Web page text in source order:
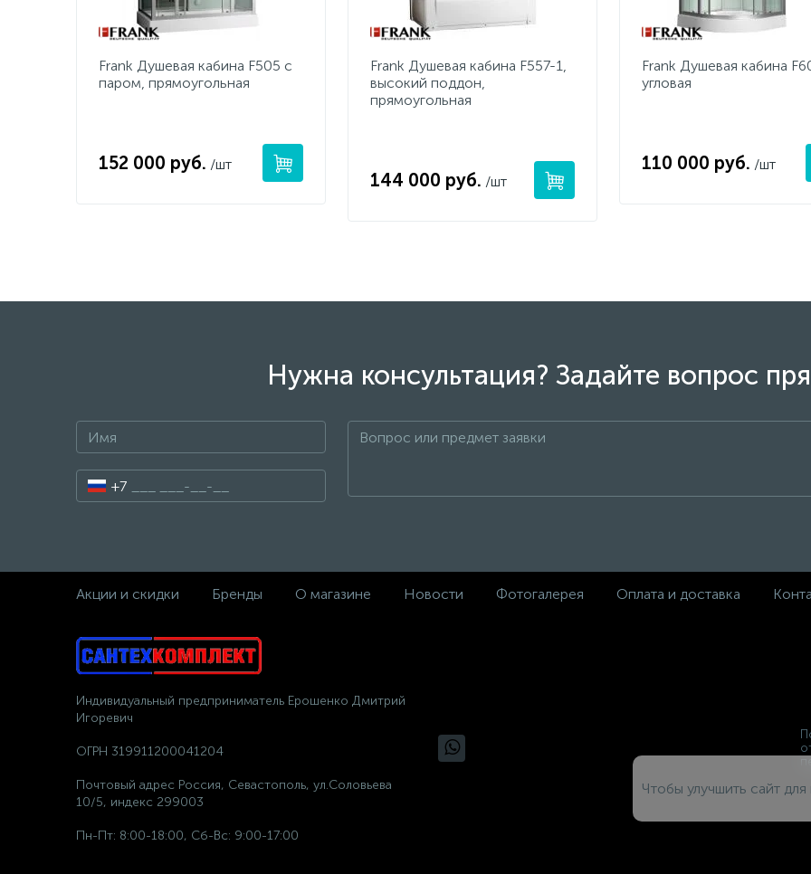
Frank Душевая кабина F505 с
паром, прямоугольная
152 000 руб. /шт
Frank Душевая кабина F557-1,
высокий поддон,
прямоугольная
144 000 руб. /шт
Frank Душевая кабина
угловая
110 000 руб. /шт
Нужна консультация? Задайте вопрос
+7
Акции и скидки Бренды О магазине Новости Фотогалерея Оплата и доставка
Индивидуальный предприниматель Ерошенко Дмитрий
Игоревич
ОГРН 319911200041204
Почтовый адрес Россия, Севастополь, ул.Соловьева
10/5, индекс 299003
Пн-Пт: 8:00-18:00, Сб-Вс: 9:00-17:00
Чтобы улучшить сайт